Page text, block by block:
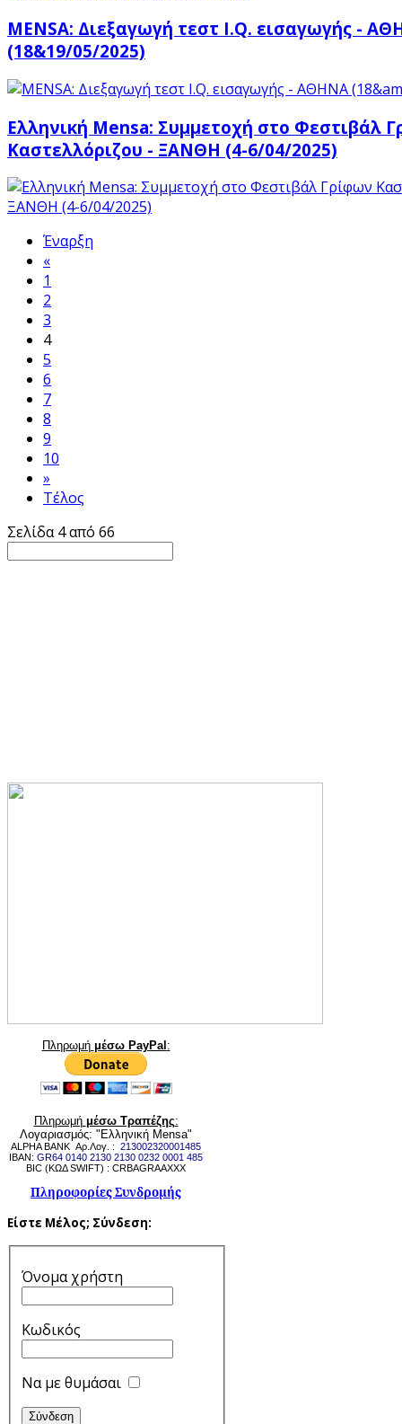
MENSA: Διεξαγωγή τεστ I.Q. εισαγωγής -
(18&19/05/2025)
Ελληνική Mensa: Συμμετοχή στο Φεστιβάλ
Καστελλόριζου - ΞΑΝΘΗ (4-6/04/2025)
Έναρξη
«
1
2
3
4
5
6
7
8
9
10
»
Τέλος
Σελίδα 4 από 66
Πληρωμή μέσω PayPal :
Πληρωμή μέσω Τραπέζης:
Λογαριασμός: "Ελληνική Mensa"
ALPHA BANK Αρ.Λογ. : 213002320001485
IBAN: GR64 0140 2130 2130 0232 0001 485
BIC (ΚΩΔ SWIFT) : CRBAGRAAXXX
Πληροφορίες Συνδρομής
Είστε Μέλος; Σύνδεση:
Όνομα χρήστη
Κωδικός
Να με θυμάσαι